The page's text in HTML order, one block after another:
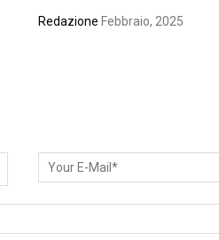
Redazione Febbraio, 2025